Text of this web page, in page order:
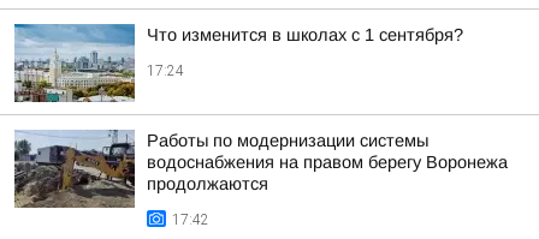
Что изменится в школах с 1 сентября?
17:24
Работы по модернизации системы
водоснабжения на правом берегу Воронежа
продолжаются
17:42